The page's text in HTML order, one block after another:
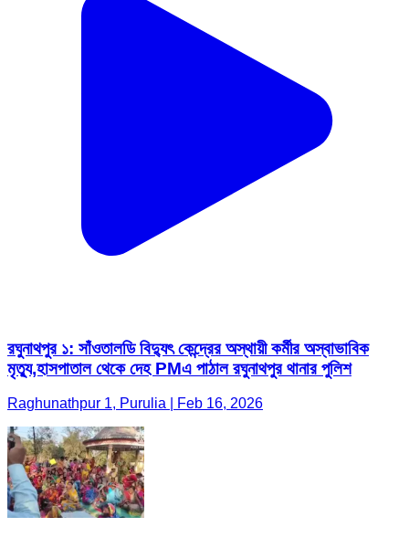
রঘুনাথপুর ১: সাঁওতালডি বিদ্যুৎ কেন্দ্রের অস্থায়ী কর্মীর অস্বাভাবিক
মৃত্যু,হাসপাতাল থেকে দেহ PMএ পাঠাল রঘুনাথপুর থানার পুলিশ
Raghunathpur 1, Purulia | Feb 16, 2026